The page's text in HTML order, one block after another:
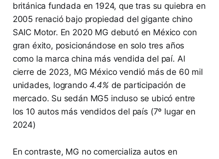
británica fundada en 1924, que tras su quiebra en
2005 renació bajo propiedad del gigante chino
SAIC Motor​. En 2020 MG debutó en México con
gran éxito, posicionándose en solo tres años
como la marca china más vendida del paí. Al
cierre de 2023, MG México vendió más de 60 mil
unidades, logrando4.4% de participación de
mercado. Su sedán MG5 incluso se ubicó entre
los 10 autos más vendidos del país (7º lugar en
2024)
En contraste, MG no comercializa autos en